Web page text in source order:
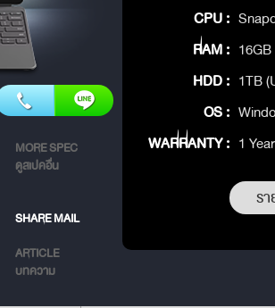
MORE SPEC
ดูสเปคอื่น
SHARE MAIL
ARTICLE
บทความ
CPU :
RAM :
HDD : 1TB
OS :
WARRANTY : 1
ร